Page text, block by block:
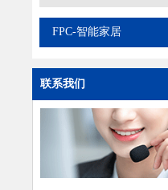
FPC-智能家居
联系我们